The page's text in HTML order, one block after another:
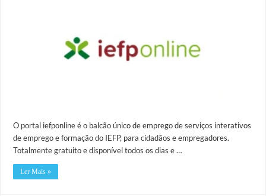
O portal iefponline é o balcão único de emprego de serviços interativos
de emprego e formação do IEFP, para cidadãos e empregadores.
Totalmente gratuito e disponível todos os dias e …
Ler Mais »